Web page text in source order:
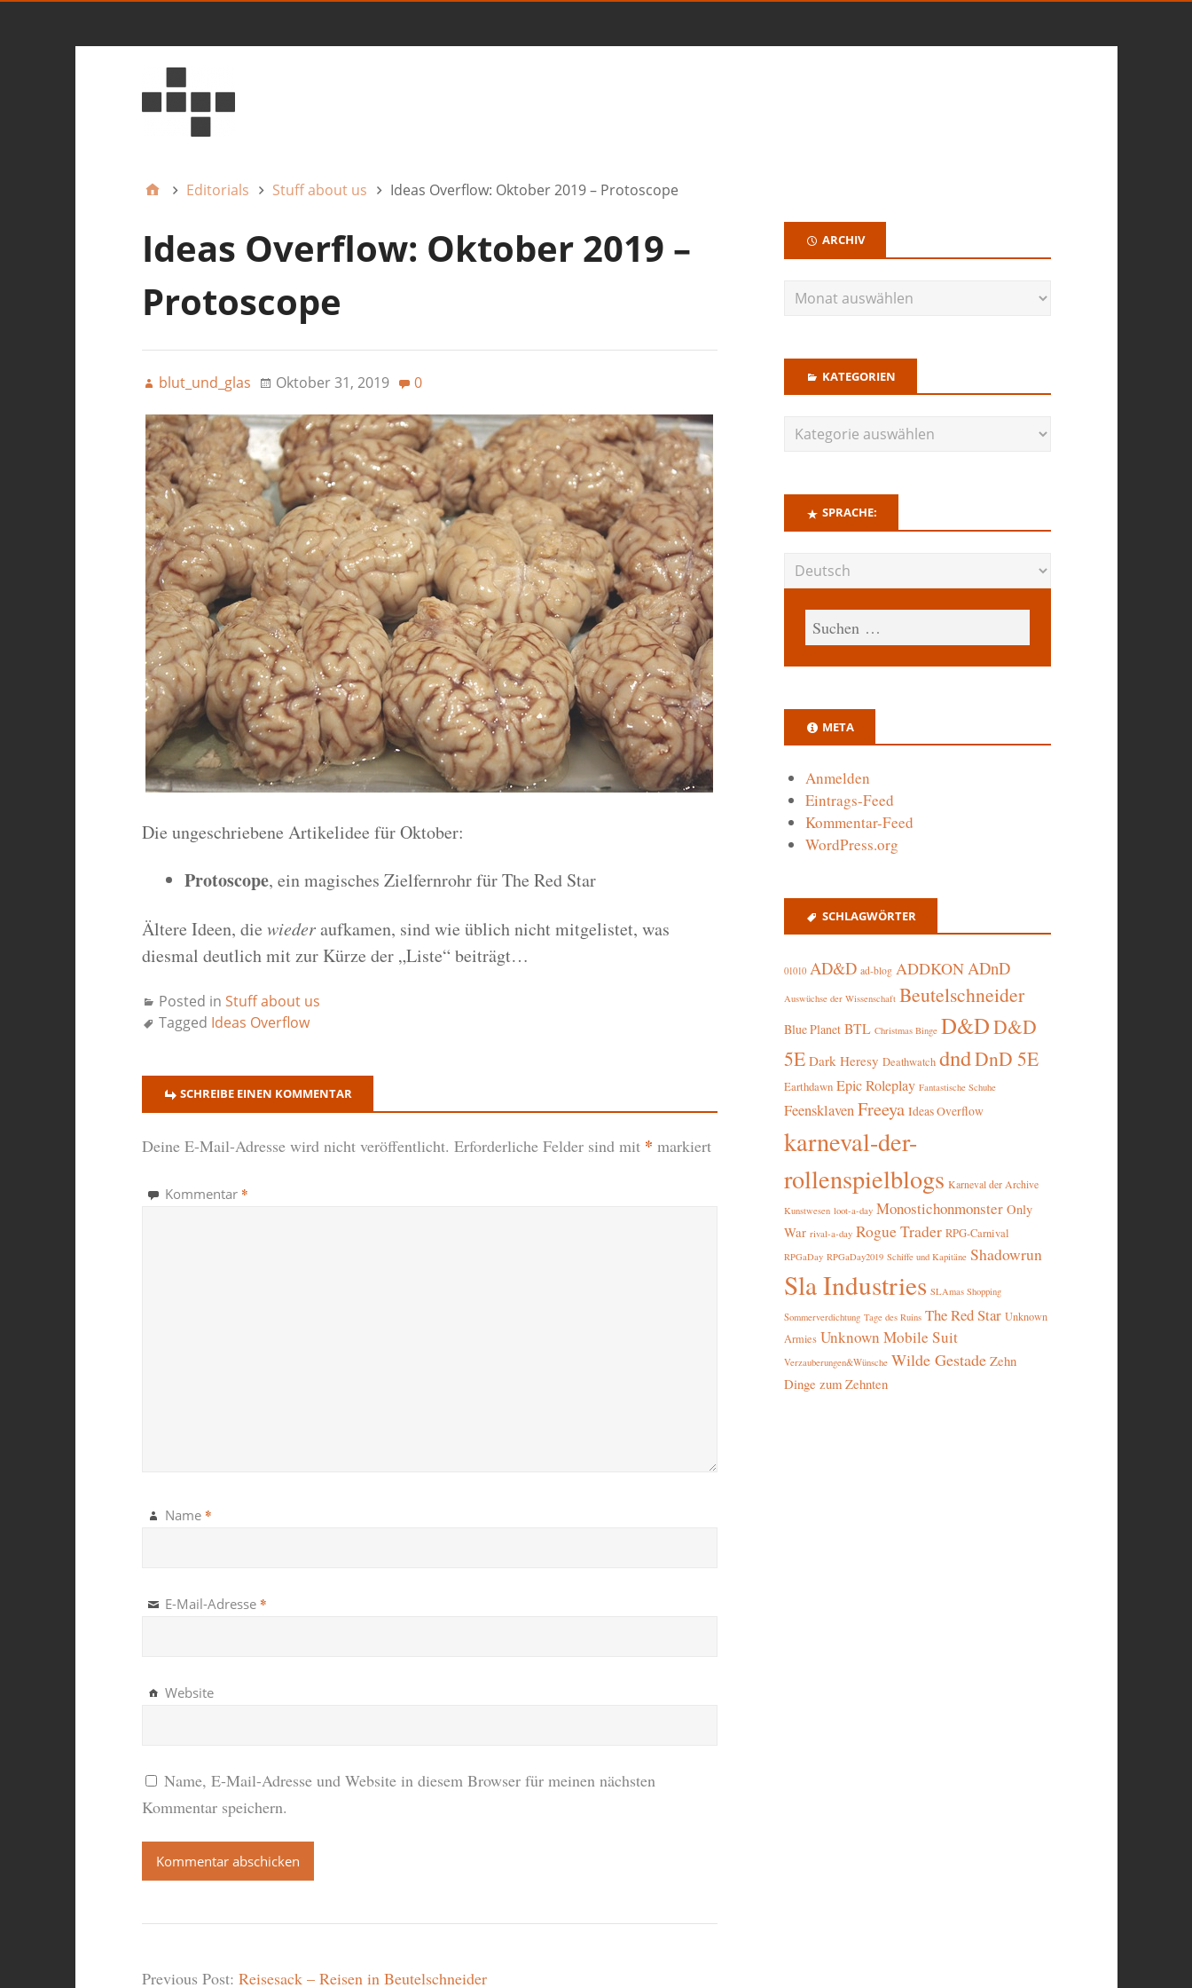
Editorials Stuff about us Ideas Overflow: Oktober 2019 – Protoscope
Ideas Overflow: Oktober 2019 –
Protoscope
blut_und_glas Oktober 31, 2019 0
Die ungeschriebene Artikelidee für Oktober:
Protoscope, ein magisches Zielfernrohr für The Red Star
Ältere Ideen, die wiederaufkamen, sind wie üblich nicht mitgelistet, was
diesmal deutlich mit zur Kürze der „Liste“ beiträgt…
Posted in Stuff about us
Tagged Ideas Overflow
SCHREIBE EINEN KOMMENTAR
Deine E-Mail-Adresse wird nicht veröffentlicht. Erforderliche Felder sind mit * markiert
Kommentar *
Name *
E-Mail-Adresse *
Website
Name, E-Mail-Adresse und Website in diesem Browser für meinen nächsten
Kommentar speichern.
Previous Post: Reisesack – Reisen in Beutelschneider
ARCHIV
KATEGORIEN
SPRACHE:
META
Anmelden
Eintrags-Feed
Kommentar-Feed
WordPress.org
SCHLAGWÖRTER
01010 AD&D ad-blog ADDKONADnD
Auswüchse der Wissenschaft Beutelschneider
Blue Planet BTL Christmas Binge D&DD&D
5E Dark Heresy Deathwatch dndDnD 5E
Earthdawn Epic Roleplay Fantastische Schuhe
Feensklaven Freeya Ideas Overflow
karneval-der-
rollenspielblogs Karneval der Archive
Kunstwesen loot-a-day Monostichonmonster Only
War rival-a-day Rogue Trader RPG-Carnival
RPGaDay RPGaDay2019 Schiffe und Kapitäne Shadowrun
Sla Industries SLAmas Shopping
Sommerverdichtung Tage des Ruins The Red Star Unknown
Armies Unknown Mobile Suit
Verzauberungen&Wünsche Wilde Gestade Zehn
Dinge zum Zehnten